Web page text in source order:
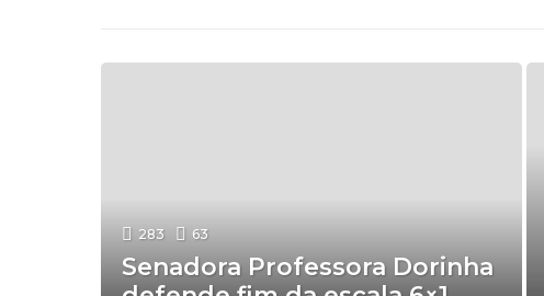
283 63
Senadora Professora Dorinha